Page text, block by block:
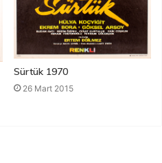
Sürtük 1970
26 Mart 2015